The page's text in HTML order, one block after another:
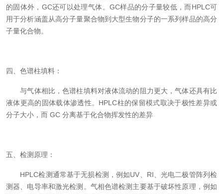
的固体外，GC还可以处理气体。GC样品的分子量较低，而HPLC可
用于分析涵盖从高分子量聚合物到大型生物分子的一系列样品的高分
子量化合物。
四、色谱柱填料：
与气体相比，色谱柱填料对液体流动的阻力更大，气体还具有比
液体更高的固体载体渗透性。HPLC柱的保留模式取决于极性差异或
分子大小，而 GC 分离基于化合物挥发性的差异
五、检测原理：
HPLC检测通常基于无损检测，例如UV、RI、光电二极管阵列检
测器、电导率和激光检测。气相色谱检测主要基于破坏性原理，例如